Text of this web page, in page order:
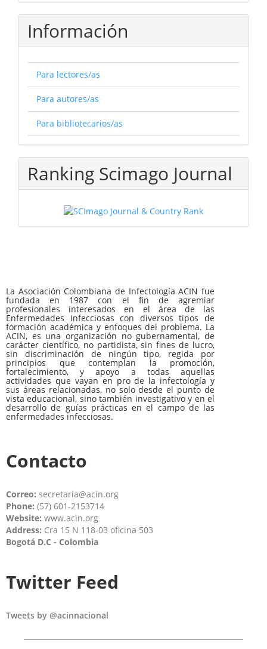
Información
Para lectores/as
Para autores/as
Para bibliotecarios/as
Ranking Scimago Journal
La Asociación Colombiana de Infectología ACIN fue
fundada en 1987 con el fin de agremiar
profesionales interesados en el área de las
Enfermedades Infecciosas con diversos tipos de
formación académica y enfoques del problema. La
ACIN, es una organización no gubernamental, de
carácter científico, no partidista, sin fines de lucro,
sin discriminación de ningún tipo, regida por
principios que contemplan la promoción,
fortalecimiento, y apoyo a todas aquellas
actividades que vayan en pro de la infectología y
sus áreas relacionadas, no solo desde el punto de
vista educacional, sino también investigativo y en el
desarrollo de guías prácticas en el campo de las
enfermedades infecciosas.
Contacto
Correo: secretaria@acin.org
Phone: (57) 601-2153714
Website: www.acin.org
Address: Cra 15 N 118-03 oficina 503
Bogotá D.C - Colombia
Twitter Feed
Tweets by @acinnacional